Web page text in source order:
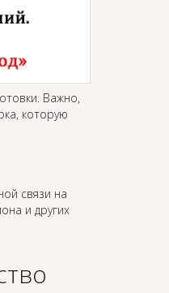
Важно,
которую
связи на
и других